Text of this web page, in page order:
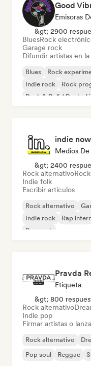
Good
Emisoras
&gt; 2900
BluesRock
Garage rock
Difundir artistas en
Blues Rock
Indie rock
Rock
Rock & Roll / Rock
indie now
Medios
&gt; 2400
Rock alternativo
Indie folk
Escribir artículos
Rock alternativo
Indie rock
Rap
Pop rock
Pravda
Etiqueta
&gt; 800
Rock alternativo
Indie pop
Firmar artistas o
Rock alternativo
Pop soul
Reggae